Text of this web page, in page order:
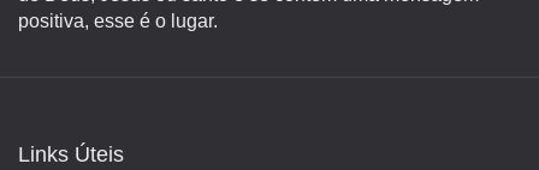
positiva, esse é o lugar.
Links Úteis